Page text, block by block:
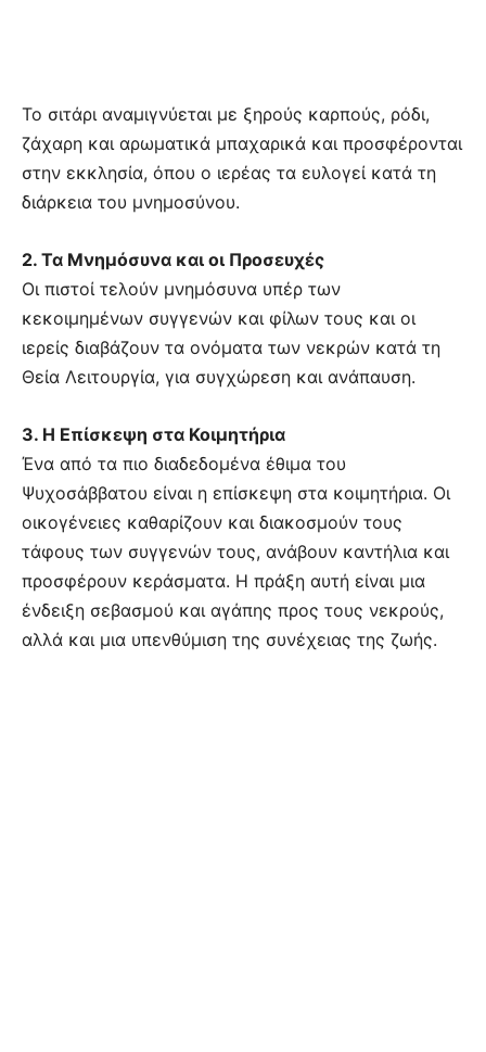
Το σιτάρι αναμιγνύεται με ξηρούς καρπούς, ρόδι,
ζάχαρη και αρωματικά μπαχαρικά και προσφέρονται
στην εκκλησία, όπου ο ιερέας τα ευλογεί κατά τη
διάρκεια του μνημοσύνου.
2. Τα Μνημόσυνα και οι Προσευχές
Οι πιστοί τελούν μνημόσυνα υπέρ των
κεκοιμημένων συγγενών και φίλων τους και οι
ιερείς διαβάζουν τα ονόματα των νεκρών κατά τη
Θεία Λειτουργία, για συγχώρεση και ανάπαυση.
3. Η Επίσκεψη στα Κοιμητήρια
Ένα από τα πιο διαδεδομένα έθιμα του
Ψυχοσάββατου είναι η επίσκεψη στα κοιμητήρια. Οι
οικογένειες καθαρίζουν και διακοσμούν τους
τάφους των συγγενών τους, ανάβουν καντήλια και
προσφέρουν κεράσματα. Η πράξη αυτή είναι μια
ένδειξη σεβασμού και αγάπης προς τους νεκρούς,
αλλά και μια υπενθύμιση της συνέχειας της ζωής.